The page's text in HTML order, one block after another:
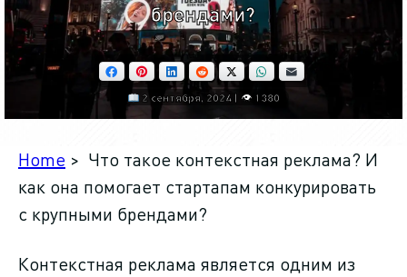
Этапы работ
Выгоды для вас!
Отзывы
почему
брендами?
FacebookPinterestLinkedInReddit X WhatsApp
2 сентября, 2024 | 👁 1380
Home > Что такое контекстная реклама? И
как она помогает стартапам конкурировать
с крупными брендами?
Контекстная реклама является одним из